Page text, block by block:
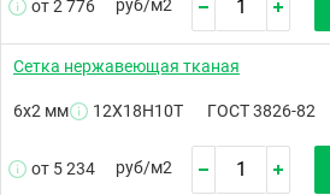
от 2 776 руб/м2
Сетка нержавеющая тканая
6х2 мм 12Х18Н10Т ГОСТ 3826-82
от 5 234 руб/м2